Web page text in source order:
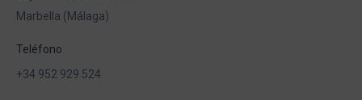
Marbella (Málaga)
Teléfono
+34 952 929 524